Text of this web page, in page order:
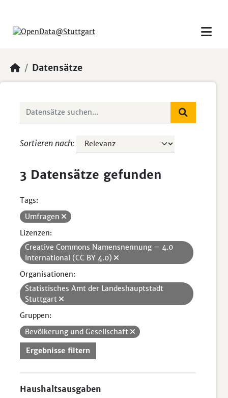
Datensätze
Sortieren nach
3 Datensätze gefunden
Tags:
Umfragen
Lizenzen:
Creative Commons Namensnennung – 4.0
International (CC BY 4.0)
Organisationen:
Statistisches Amt der Landeshauptstadt
Stuttgart
Gruppen:
Bevölkerung und Gesellschaft
Ergebnisse filtern
Haushaltsausgaben